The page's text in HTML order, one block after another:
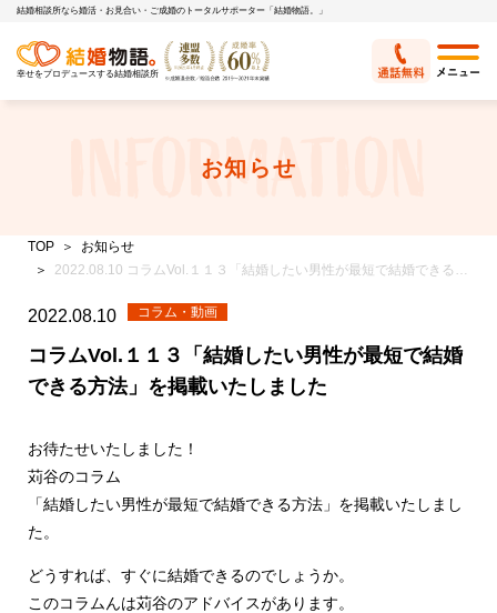
結婚相談所なら婚活・お見合い・ご成婚のトータルサポーター「結婚物語。」
幸せをプロデュースする結婚相談所
お知らせ
TOP
お知らせ
2022.08.10 コラムVol.１１３「結婚したい男性が最短で結婚できる方法」を掲載いたしました
2022.08.10
コラムVol.１１３「結婚したい男性が最短で結婚
できる方法」を掲載いたしました
コラム・動画
お待たせいたしました！
苅谷のコラム
「結婚したい男性が最短で結婚できる方法」 を掲載いたしまし
た。
どうすれば、すぐに結婚できるのでしょうか。
このコラムんは苅谷のアドバイスがあります。